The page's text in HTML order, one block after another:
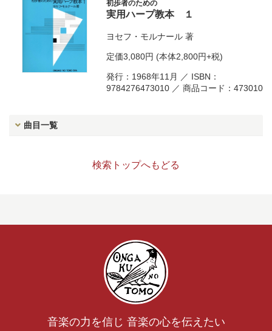
初歩者のための
実用ハープ教本 １
ヨセフ・モルナール 著
定価3,080円 (本体2,800円+税)
発行：1968年11月 ／ ISBN：
9784276473010 ／ 商品コード：473010
曲目一覧
検索トップへもどる
音楽の力を信じ 音楽の心を伝えたい